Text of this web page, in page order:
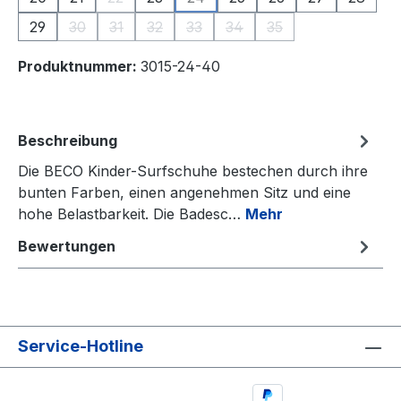
(Diese Option ist zurzeit nicht verfügbar.)
(Diese Option ist zurzeit nicht
29
30
(Diese Option ist zurzeit nicht verfügbar.)
31
(Diese Option ist zurzeit nicht verfügbar.)
32
(Diese Option ist zurzeit nicht verfügbar.)
33
(Diese Option ist zurzeit nicht
34
(Diese Option ist zurzeit
35
(Diese Option ist
Produktnummer: 3015-24-40
Beschreibung
Die BECO Kinder-Surfschuhe bestechen durch ihre
bunten Farben, einen angenehmen Sitz und eine
hohe Belastbarkeit. Die Badesc… Mehr
Bewertungen
Service-Hotline